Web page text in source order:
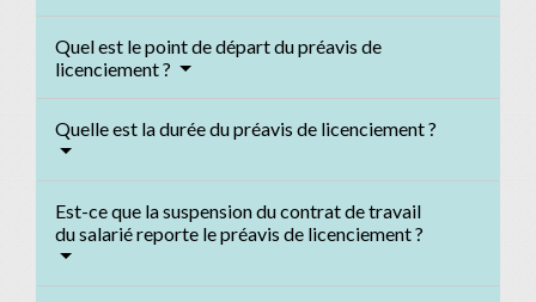
Quel est le point de départ du préavis de
licenciement ?
Quelle est la durée du préavis de licenciement ?
Est-ce que la suspension du contrat de travail
du salarié reporte le préavis de licenciement ?